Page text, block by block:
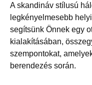
A skandináv stílusú
legkényelmesebb
segítsünk Önnek egy
kialakításában,
szempontokat,
berendezés során.